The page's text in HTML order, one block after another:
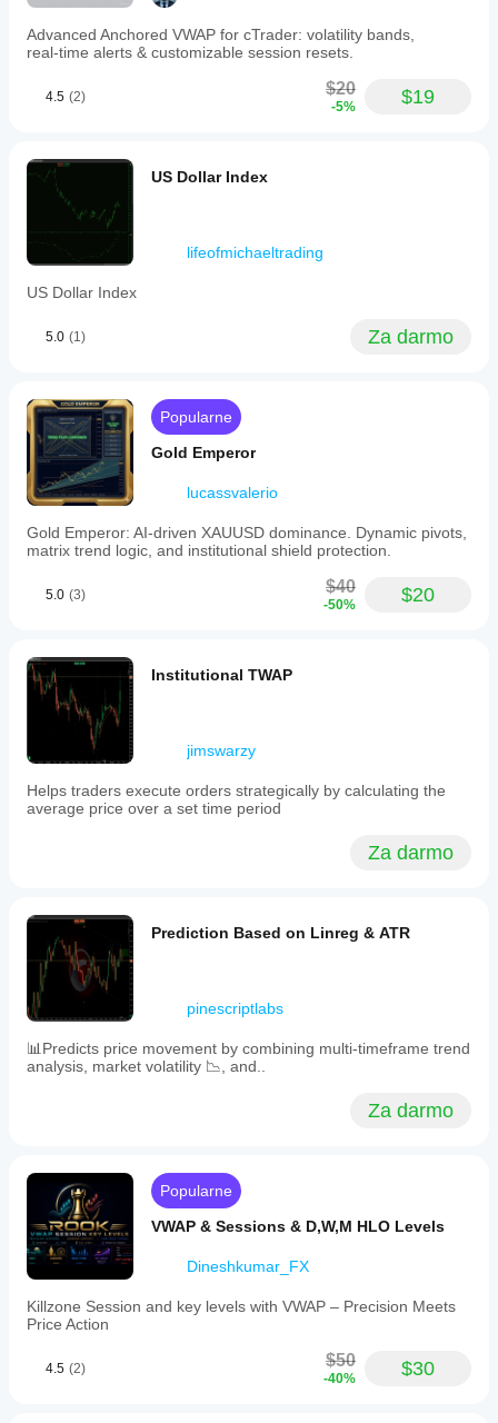
Advanced Anchored VWAP for cTrader: volatility bands,
real‑time alerts & customizable session resets.
4.5 (2) $20
-5% $19
US Dollar Index
lifeofmichaeltrading
US Dollar Index
5.0 (1) Za darmo
Popularne
Gold Emperor
lucassvalerio
Gold Emperor: AI-driven XAUUSD dominance. Dynamic pivots,
matrix trend logic, and institutional shield protection.
5.0 (3) $40
-50% $20
Institutional TWAP
jimswarzy
Helps traders execute orders strategically by calculating the
average price over a set time period
Za darmo
Prediction Based on Linreg & ATR
pinescriptlabs
📊Predicts price movement by combining multi-timeframe trend
analysis, market volatility 📉, and..
Za darmo
Popularne
VWAP & Sessions & D,W,M HLO Levels
Dineshkumar_FX
Killzone Session and key levels with VWAP – Precision Meets
Price Action
4.5 (2) $50
-40% $30